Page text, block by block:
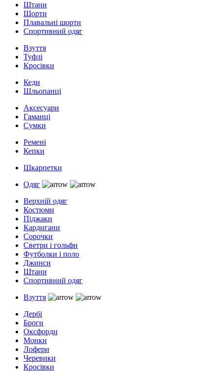
Штани
Шорти
Плавальні шорти
Спортивний одяг
Взуття
Туфлі
Кросівки
Кеди
Шльопанці
Аксесуари
Гаманці
Сумки
Ремені
Кепки
Шкарпетки
Одяг
Верхній одяг
Костюми
Піджаки
Кардигани
Сорочки
Светри і гольфи
Футболки і поло
Джинси
Штани
Спортивний одяг
Взуття
Дербі
Броги
Оксфорди
Монки
Лофери
Черевики
Кросівки